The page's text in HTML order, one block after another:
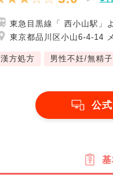
東急目黒線「 西小山駅」
東京都品川区小山6-4-14
漢方処方 男性不妊/無精
公